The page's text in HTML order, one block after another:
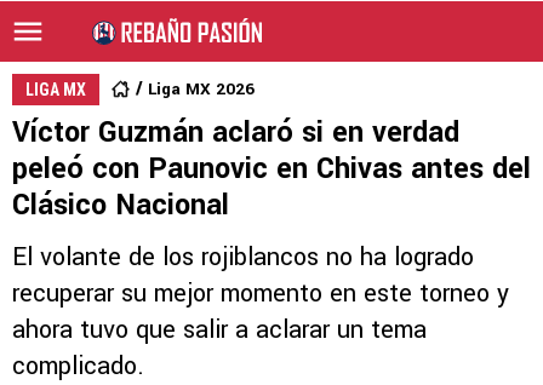
LIGA MX Liga MX 2026
Víctor Guzmán aclaró si en verdad
peleó con Paunovic en Chivas antes del
Clásico Nacional
El volante de los rojiblancos no ha logrado
recuperar su mejor momento en este torneo y
ahora tuvo que salir a aclarar un tema
complicado.